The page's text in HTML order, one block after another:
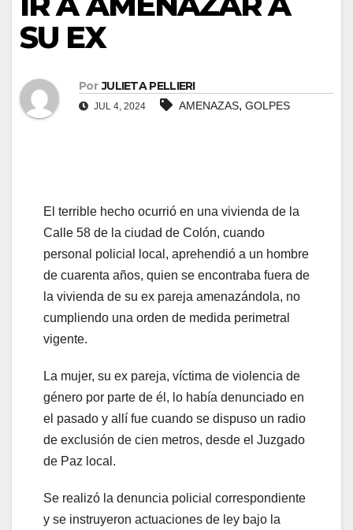
SU EX
Por JULIETA PELLIERI
JUL 4, 2024 AMENAZAS, GOLPES
El terrible hecho ocurrió en una vivienda de la
Calle 58 de la ciudad de Colón, cuando
personal policial local, aprehendió a un hombre
de cuarenta años, quien se encontraba fuera de
la vivienda de su ex pareja amenazándola, no
cumpliendo una orden de medida perimetral
vigente.
La mujer, su ex pareja, víctima de violencia de
género por parte de él, lo había denunciado en
el pasado y allí fue cuando se dispuso un radio
de exclusión de cien metros, desde el Juzgado
de Paz local.
Se realizó la denuncia policial correspondiente
y se instruyeron actuaciones de ley bajo la